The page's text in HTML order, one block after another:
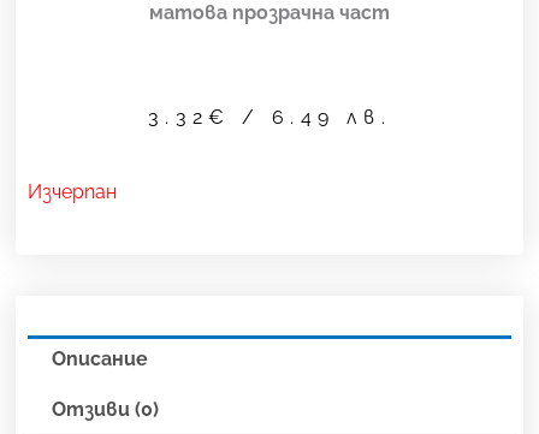
матова прозрачна част
3.32€ / 6.49 лв.
Изчерпан
Описание
Отзиви (0)